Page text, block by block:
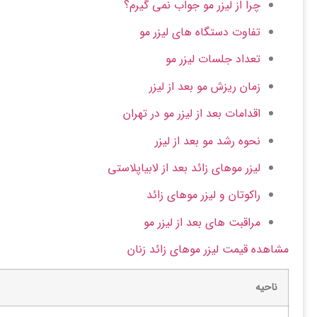
چرا از لیزر مو جواب نمی گیرم؟
تفاوت دستگاه های لیزر مو
تعداد جلسات لیزر مو
زمان ریزش مو بعد از لیزر
اقدامات بعد از لیزر مو در تهران
نحوه رشد مو بعد از لیزر
لیزر موهای زائد بعد از لابیاپلاستی
راکوتان و لیزر موهای زائد
مراقبت های بعد از لیزر مو
مشاهده قیمت لیزر موهای زائد زنان
ناحیه